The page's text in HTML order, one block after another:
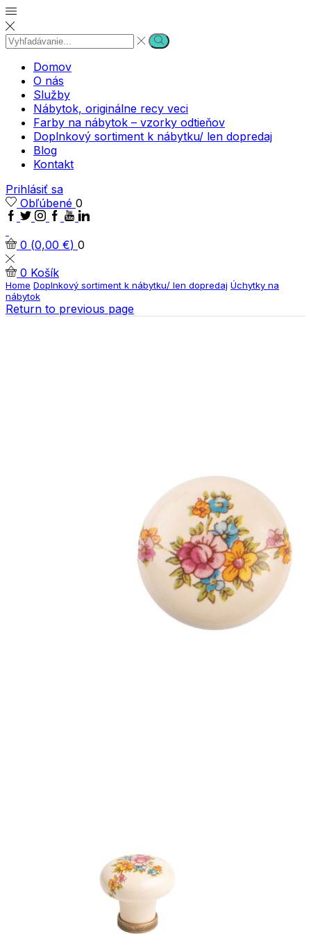
Search
Search
Domov
O nás
Služby
Nábytok, originálne recy veci
Farby na nábytok – vzorky odtieňov
Doplnkový sortiment k nábytku/ len dopredaj
Blog
Kontakt
Prihlásiť sa
Obľúbené 0
Facebook
Twitter
Instagram
Google
Youtube
Linkedin
0 (0,00 €) 0
0 Košík
Home Doplnkový sortiment k nábytku/ len dopredaj Úchytky na
nábytok
Return to previous page